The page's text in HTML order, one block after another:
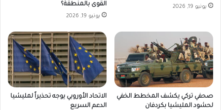
يونيو 19, 2026
القوى بالمنطقة؟
يونيو 19, 2026
صحفي تركي يكشف المخطط الخفي
لحشود المليشيا بكردفان
الاتحاد الأوروبي يوجه تحذيراً لمليشيا
الدعم السريع